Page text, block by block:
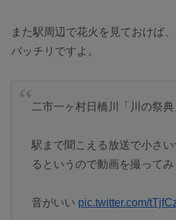
また駅周辺で花火を見ておけば
バッチリですよ。
二市一ヶ村日橋川「川の祭典
駅まで聞こえる放送で小さ
るというので動画を撮ってみ
音がいい pic.twitter.com/